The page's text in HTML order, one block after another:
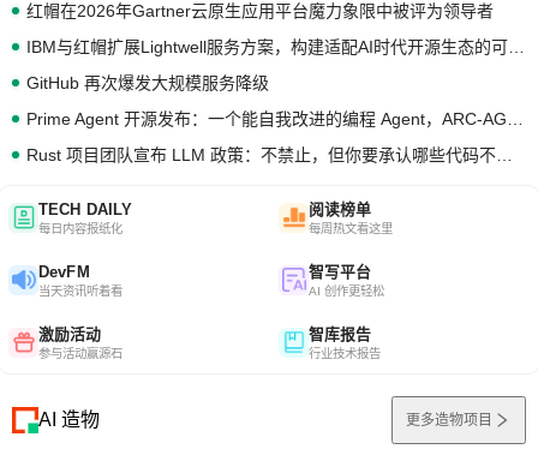
红帽在2026年Gartner云原生应用平台魔力象限中被评为领导者
GitHub 再次爆发大规模服务降级
TECH DAILY
每日内容报纸化
阅读榜单
每周热文看这里
DevFM
当天资讯听着看
智写平台
AI 创作更轻松
激励活动
参与活动赢源石
智库报告
行业技术报告
AI 造物 更多造物项目